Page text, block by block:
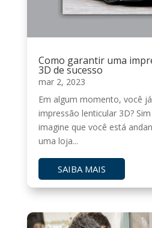
Como garantir uma
3D de sucesso
mar 2, 2023
Em algum momento, você
impressão lenticular 3D?
imagine que você está
uma loja...
SAIBA MAIS